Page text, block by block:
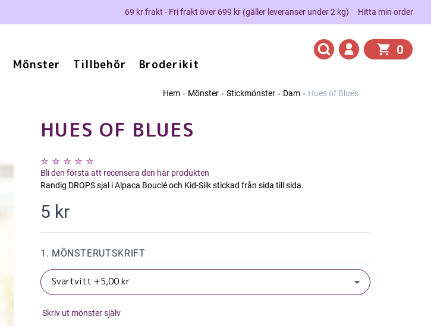
69 kr frakt - Fri frakt över 699 kr (gäller leveranser under 2 kg) Hitta min order
Mönster Tillbehör Broderikit
0
Hem Mönster Stickmönster Dam Hues of Blues
HUES OF BLUES
Bli den första att recensera den här produkten
Randig DROPS sjal i Alpaca Bouclé och Kid-Silk stickad från sida till sida.
5 kr
1. MÖNSTERUTSKRIFT
Skriv ut mönster själv